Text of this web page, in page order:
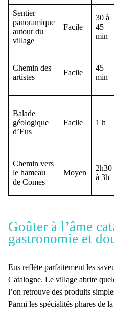
Sentier
panoramique
autour du
village
Facile
30 à
45
min
Chemin des
artistes
Facile
45
min
Balade
géologique
d’Eus
Facile 1 h
Chemin vers
le hameau
de Comes
Moyen
2h30
à 3h
Goûter à l’âme
gastronomie et
Eus reflète parfaitement les
Catalogne. Le village abrite
l’on retrouve des produits
Parmi les spécialités phares de